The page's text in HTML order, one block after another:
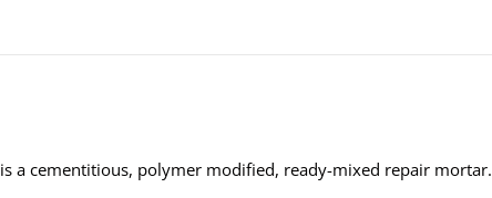
is a cementitious, polymer modified, ready-mixed repair mortar.